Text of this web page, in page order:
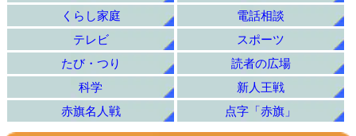
くらし家庭
電話相談
テレビ
スポーツ
たび・つり
読者の広場
科学
新人王戦
赤旗名人戦
点字「赤旗」